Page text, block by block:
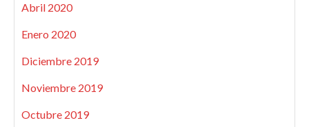
Abril 2020
Enero 2020
Diciembre 2019
Noviembre 2019
Octubre 2019